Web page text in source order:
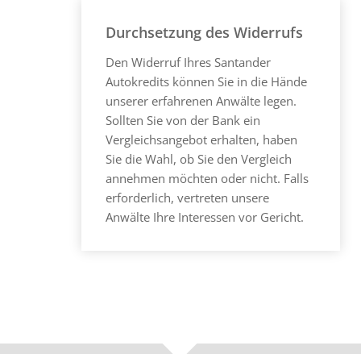
Durchsetzung des Widerrufs
Den Widerruf Ihres Santander
Autokredits können Sie in die Hände
unserer erfahrenen Anwälte legen.
Sollten Sie von der Bank ein
Vergleichsangebot erhalten, haben
Sie die Wahl, ob Sie den Vergleich
annehmen möchten oder nicht. Falls
erforderlich, vertreten unsere
Anwälte Ihre Interessen vor Gericht.